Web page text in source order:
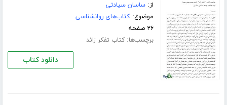
از:ساسان سیادتی
موضوع:کتاب‌های روانشناسی
۲۶ صفحه
برچسب‌ها:کتاب تفکر زائد
دانلود کتاب